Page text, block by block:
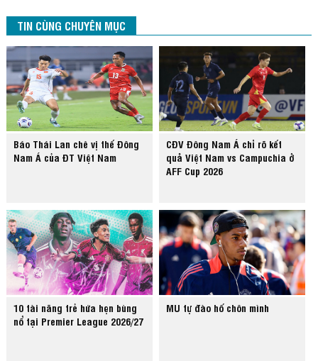
TIN CÙNG CHUYÊN MỤC
Báo Thái Lan chê vị thế Đông
Nam Á của ĐT Việt Nam
CĐV Đông Nam Á chỉ rõ kết
quả Việt Nam vs Campuchia ở
AFF Cup 2026
10 tài năng trẻ hứa hẹn bùng
nổ tại Premier League 2026/27
MU tự đào hố chôn mình